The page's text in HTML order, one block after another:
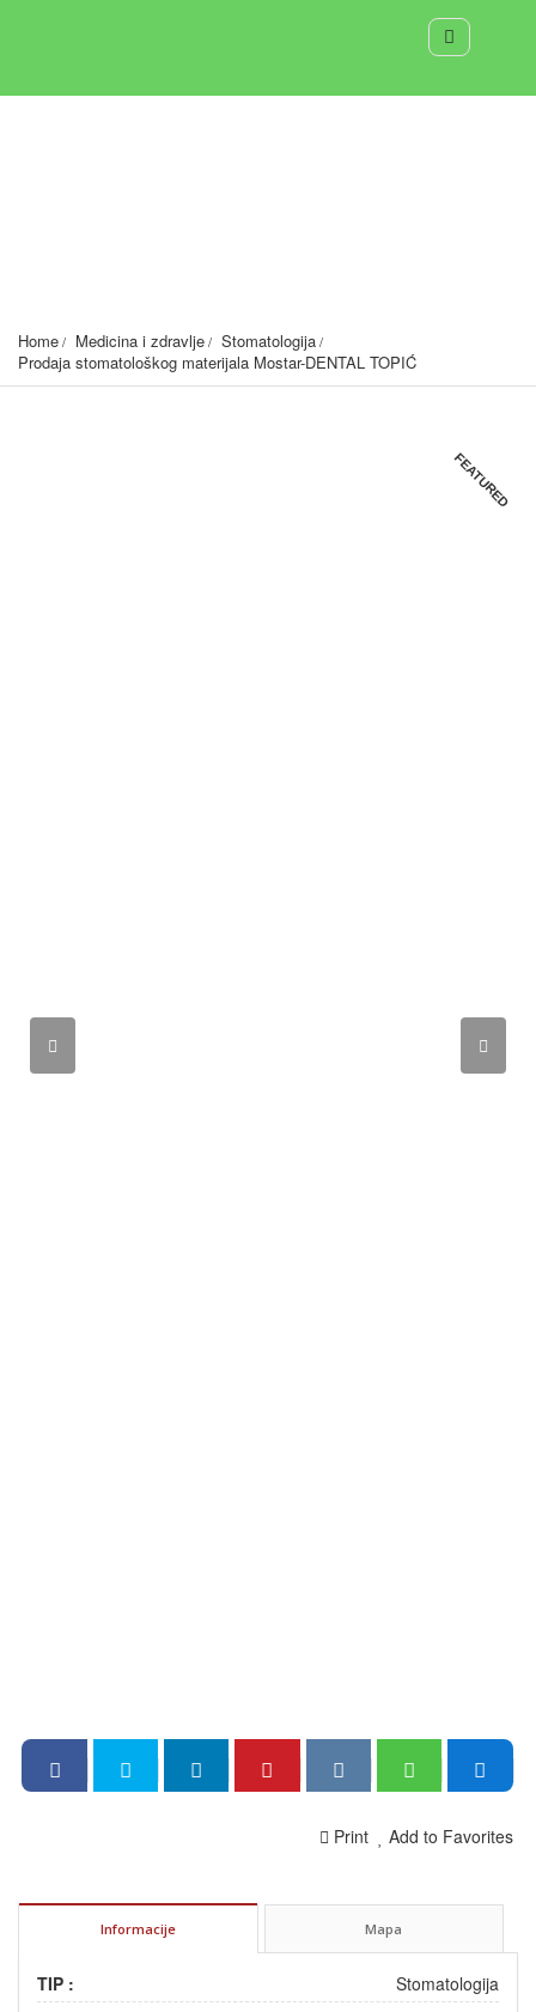
Home Medicina i zdravlje
Stomatologija
Prodaja stomatološkog materijala Mostar-DENTAL TOPIĆ
FEATURED
Add to Favorites
Print
Informacije Mapa
TIP :
Stomatologija